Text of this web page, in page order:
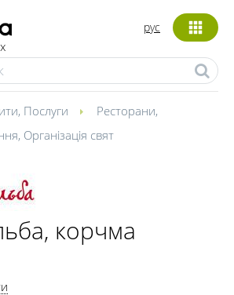
рус
, Послуги Ресторани,
, Організація свят
корчма